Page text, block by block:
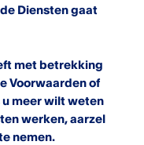
Diensten gaat
met betrekking
Voorwaarden of
meer wilt weten
werken, aarzel
nemen.